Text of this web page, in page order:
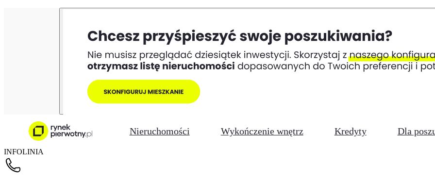
Nieruchomości Wykończenie wnętrz Kredyty Dla
INFOLINIA